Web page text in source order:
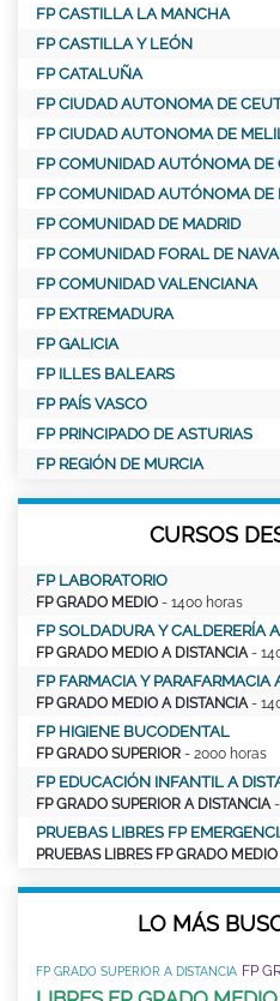
FP CASTILLA LA MANCHA
FP CASTILLA Y LEÓN
FP CATALUÑA
FP CIUDAD AUTONOMA DE
FP CIUDAD AUTONOMA DE
FP COMUNIDAD AUTÓNOMA DE
FP COMUNIDAD AUTÓNOMA DE
FP COMUNIDAD DE MADRID
FP COMUNIDAD FORAL DE
FP COMUNIDAD VALENCIANA
FP EXTREMADURA
FP GALICIA
FP ILLES BALEARS
FP PAÍS VASCO
FP PRINCIPADO DE ASTURIAS
FP REGIÓN DE MURCIA
CURSOS
FP LABORATORIO
FP GRADO MEDIO - 1400 horas
FP SOLDADURA Y CALDERERÍA
FP GRADO MEDIO A DISTANCIA -
FP FARMACIA Y PARAFARMACIA
FP GRADO MEDIO A DISTANCIA -
FP HIGIENE BUCODENTAL
FP GRADO SUPERIOR - 2000 horas
FP EDUCACIÓN INFANTIL A
FP GRADO SUPERIOR A DISTANCIA
PRUEBAS LIBRES FP
PRUEBAS LIBRES FP GRADO MEDIO
LO MÁS
FP GRADO SUPERIOR A DISTANCIA FP